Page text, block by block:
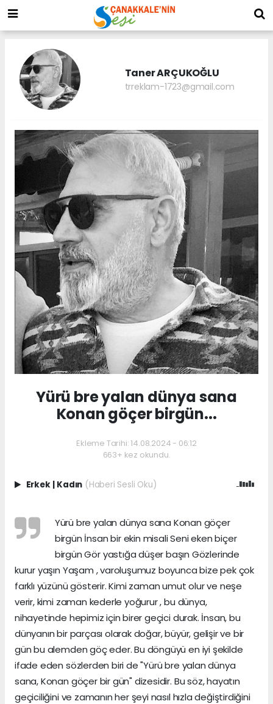
Taner ARÇUKOĞLU
trreklam-1723@gmail.com
Yürü bre yalan dünya sana
Konan göçer birgün...
Ekleme Tarihi: 14.08.2024 - 06:12
663+ kez okundu.
Erkek | Kadın (Haberi Sesli Oku)
Yürü bre yalan dünya sana Konan göçer
birgün İnsan bir ekin misali Seni eken biçer
birgün Gör yastığa düşer başın Gözlerinde
kurur yaşın Yaşam , varoluşumuz boyunca bize pek çok
farklı yüzünü gösterir. Kimi zaman umut olur ve neşe
verir, kimi zaman kederle yoğurur , bu dünya,
nihayetinde hepimiz için birer geçici durak. İnsan, bu
dünyanın bir parçası olarak doğar, büyür, gelişir ve bir
gün bu alemden göç eder. Bu döngüyü en iyi şekilde
ifade eden sözlerden biri de "Yürü bre yalan dünya
sana, Konan göçer bir gün" dizesidir. Bu söz, hayatın
geçiciliğini ve zamanın her şeyi nasıl hızla değiştirdiğini